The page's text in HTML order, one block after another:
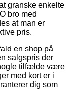
granske enkelte
bro med
at man er
pris.
en shop på
salgspris der
tilfælde være
med kort er i
dig som